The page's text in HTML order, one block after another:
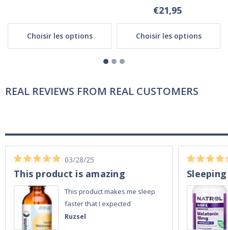
Choisir les options
€21,95
Choisir les options
REAL REVIEWS FROM REAL CUSTOMERS
Ruzsel
03/28/25
This product is amazing
This product makes me sleep
faster that I expected